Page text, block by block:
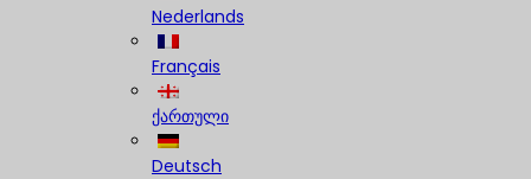
Nederlands
Français
ქართული
Deutsch